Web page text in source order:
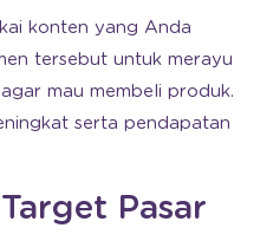
konten yang Anda
tersebut untuk merayu
mau membeli produk.
serta pendapatan
Pasar